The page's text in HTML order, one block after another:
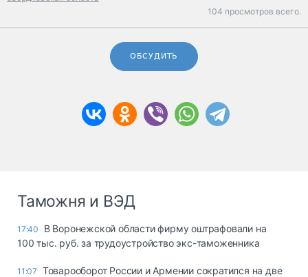
104 просмотров всего.
ОБСУДИТЬ
Таможня и ВЭД
17:40
В Воронежской области фирму оштрафовали на
100 тыс. руб. за трудоустройство экс-таможенника
11:07 Товарооборот России и Армении сократился на две